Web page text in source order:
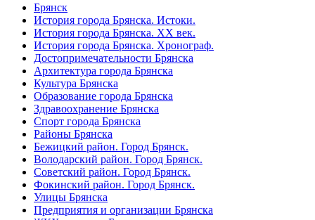
Брянск
История города Брянска. Истоки.
История города Брянска. XX век.
История города Брянска. Хронограф.
Достопримечательности Брянска
Архитектура города Брянска
Культура Брянска
Образование города Брянска
Здравоохранение Брянска
Спорт города Брянска
Районы Брянска
Бежицкий район. Город Брянск.
Володарский район. Город Брянск.
Советский район. Город Брянск.
Фокинский район. Город Брянск.
Улицы Брянска
Предприятия и организации Брянска